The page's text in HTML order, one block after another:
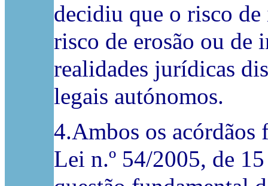
decidiu que o risco
risco de erosão ou de
realidades jurídicas
legais autónomos.
4.Ambos os
Lei n.º 54/2005, de